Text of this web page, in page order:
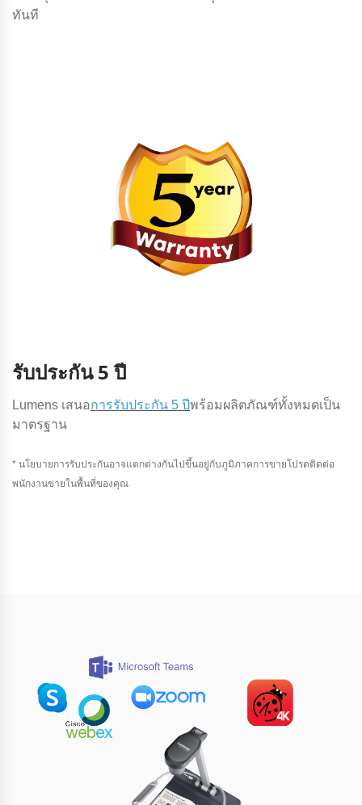
ทันที
รับประกัน 5 ปี
Lumens เสนอการรับประกัน 5 ปีพร้อมผลิตภัณฑ์ทั้งหมดเป็น
มาตรฐาน
* นโยบายการรับประกันอาจแตกต่างกันไปขึ้นอยู่กับภูมิภาคการขายโปรดติดต่อ
พนักงานขายในพื้นที่ของคุณ